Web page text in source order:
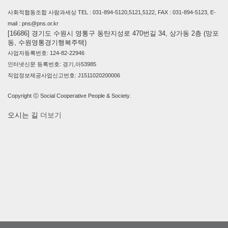
사회적협동조합 사람과세상 TEL : 031-894-5120,5121,5122, FAX : 031-894-5123, E-
mail : pns@pns.or.kr
[16686] 경기도 수원시 영통구 동탄지성로 470번길 34, 상가동 2층 (망포
동, 수원영통경기행복주택)
사업자등록번호: 124-82-22946
인터넷신문 등록번호: 경기,아53985
직업정보제공사업신고번호: J1511020200006
Copyright ⓒ Social Cooperative People & Society.
오시는 길 더보기